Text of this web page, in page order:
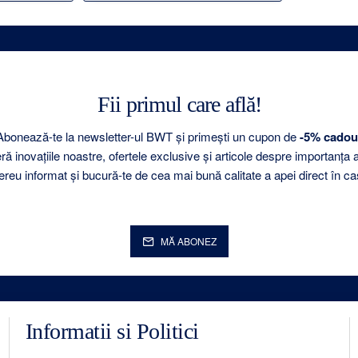
Fii primul care află!
te la newsletter-ul BWT și primești un cupon de-5%
inovațiile noastre, ofertele exclusive și articole despre importanța
informat și bucură-te de cea mai bună calitate a apei direct în
MĂ ABONEZ
Informatii si Politici